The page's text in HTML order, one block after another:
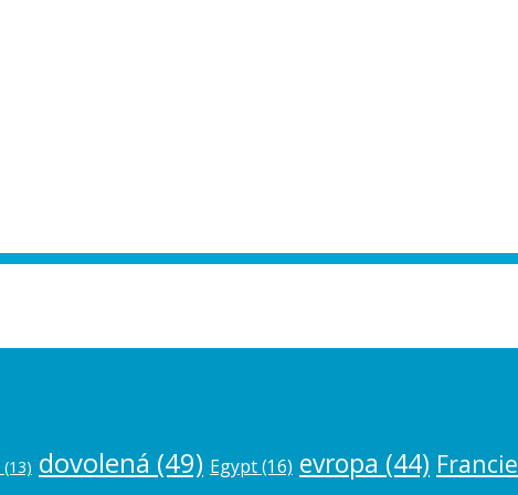
(13) dovolená (49) Egypt(16) evropa (44) Francie